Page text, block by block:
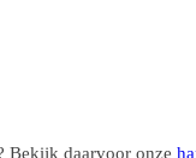
Bekijk daarvoor onze